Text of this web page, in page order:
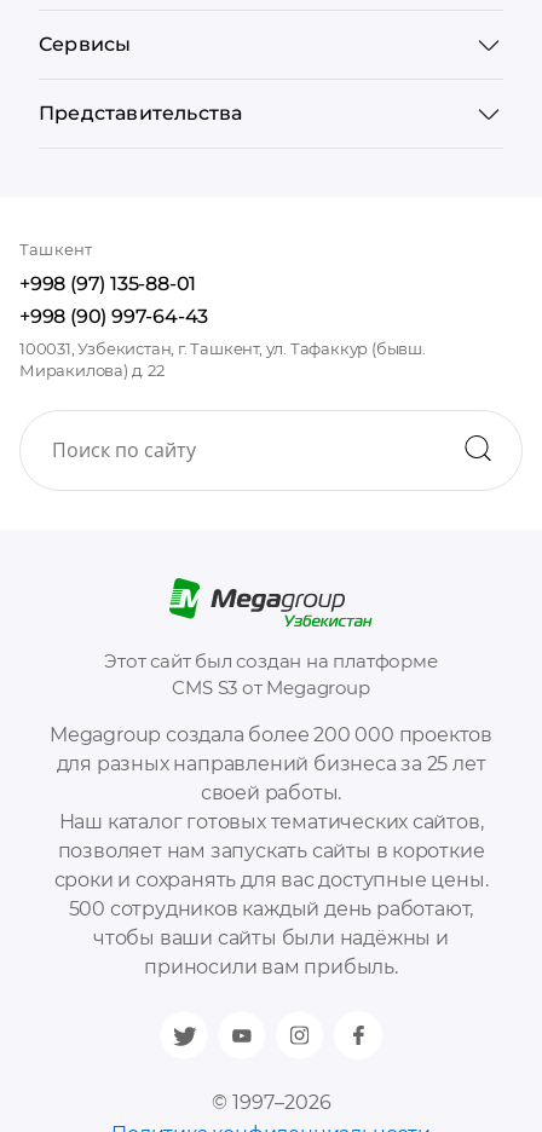
Megagroup создала более 200 000 проектов
для разных направлений бизнеса за 25 лет
своей работы.
Наш каталог готовых тематических сайтов,
позволяет нам запускать сайты в короткие
сроки и сохранять для вас доступные цены.
500 сотрудников каждый день работают,
чтобы ваши сайты были надёжны и
приносили вам прибыль.
© 1997–2026
Этот сайт был создан на платформе
CMS S3 от Megagroup
Сервисы
Представительства
Ташкент
+998 (97) 135-88-01
+998 (90) 997-64-43
100031, Узбекистан, г. Ташкент, ул. Тафаккур (бывш.
Миракилова) д. 22